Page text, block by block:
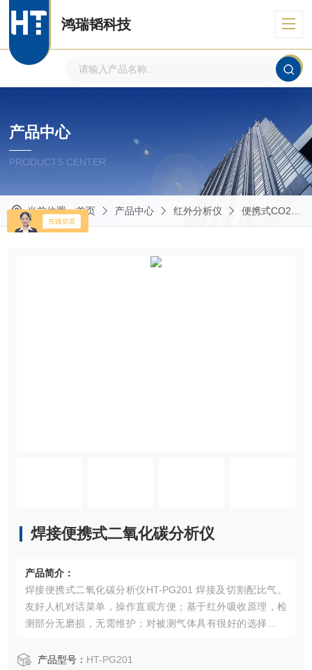
鸿瑞韬科技
产品中心
PRODUCTS CENTER
当前位置：首页 产品中心 红外分析仪 便携式CO2红外分析仪
焊接便携式二氧化碳分析仪
产品简介：
焊接便携式二氧化碳分析仪HT-PG201 焊接及切割配比气。
友好人机对话菜单，操作直观方便；基于红外吸收原理，检
测部分无磨损，无需维护；对被测气体具有很好的选择性；
产品型号： HT-PG201